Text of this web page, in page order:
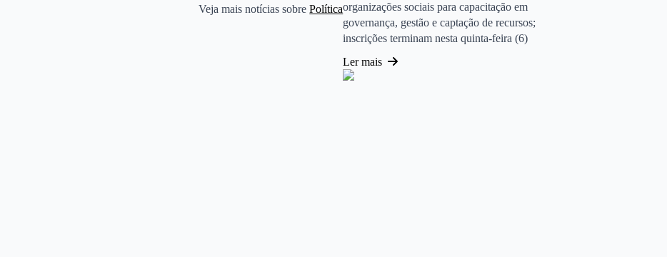
Veja mais notícias sobrePolíticaorganizações sociais para capacitação em
governança, gestão e captação de recursos;
inscrições terminam nesta quinta-feira (6)
Ler mais